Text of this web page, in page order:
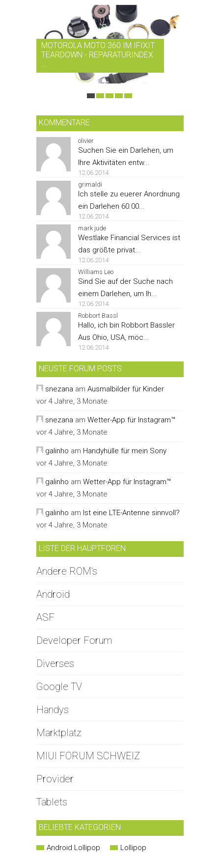
MOTOROLA MOTO 360 IM IFIXIT
TEARDOWN - REPARATURINDEX
...
KOMMENTARE
olivier
Suchen Sie ein Darlehen, um
Ihre Aktivitäten entw...
12.06.2014
grimaldi
Ich stelle zu euerer Anordnung
ein Darlehen 60.00...
12.06.2014
mark jude
Westlake Financial Services ist
das größte privat...
12.06.2014
Williams Leo
Sind Sie auf der Suche nach
einem Darlehen, um Ih...
12.06.2014
Robbort Bassl
Hallo, ich bin Robbort Bassler
Aus Ohio, USA, möc...
12.06.2014
NEUSTE FORUM POSTS
snezana am Ausmalbilder für Kinder
vor 4 Jahre, 3 Monate
snezana am Wetter-App für Instagram™
vor 4 Jahre, 3 Monate
galinho am Handyhülle für mein Sony
vor 4 Jahre, 3 Monate
galinho am Wetter-App für Instagram™
vor 4 Jahre, 3 Monate
galinho am Ist eine LTE-Antenne sinnvoll?
vor 4 Jahre, 3 Monate
LISTE DER HAUPTFOREN
Andere ROM's
Android
ASF
Developer Forum
Diverses
Google TV
Handys
Marktplatz
MIUI FORUM SCHWEIZ
Provider
Tablets
BELIEBTE KATEGORIEN
Android Lollipop
Lollipop